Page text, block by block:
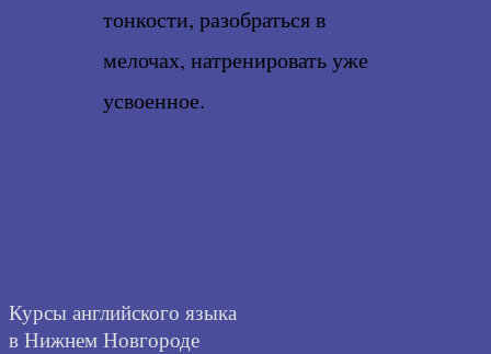
тонкости, разобраться в
мелочах, натренировать уже
усвоенное.
Курсы английского языка
в Нижнем Новгороде